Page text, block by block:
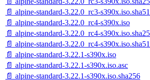
📄 alpine-standard-3.22.0_rc3-
📄 alpine-standard-3.22.0_rc4-s390x.iso
📄 alpine-standard-3.22.0_rc4-
📄 alpine-standard-3.22.0_rc4-
📄 alpine-standard-3.22.1-s390x.iso
📄 alpine-standard-3.22.1-s390x.iso.asc
📄 alpine-standard-3.22.1-s390x.iso.sha256